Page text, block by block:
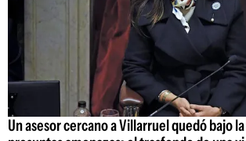
Un asesor cercano a Villarruel quedó bajo